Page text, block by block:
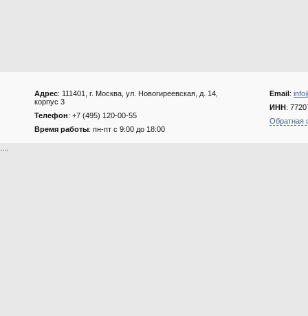
Адрес: 111401, г. Москва, ул. Новогиреевская, д. 14,
корпус 3
Телефон: +7 (495) 120-00-55
Время работы: пн-пт с 9:00 до 18:00
Email:
ИНН:
Обратная
....